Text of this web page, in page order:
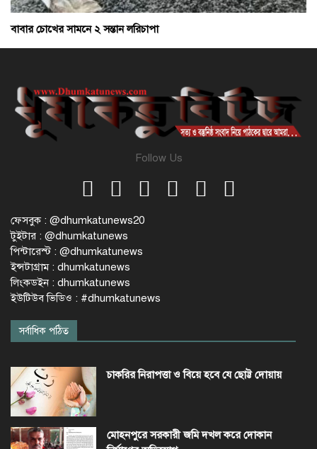
বাবার চোখের সামনে ২ সন্তান লরিচাপা
Follow Us
ফেসবুক : @dhumkatunews20
টুইটার : @dhumkatunews
পিন্টারেস্ট : @dhumkatunews
ইন্সটাগ্রাম : dhumkatunews
লিংকডইন : dhumkatunews
ইউটিউব ভিডিও : #dhumkatunews
সর্বাধিক পঠিত
চাকরির নিরাপত্তা ও বিয়ে হবে যে ছোট্ট দোয়ায়
মোহনপুরে সরকারী জমি দখল করে দোকান